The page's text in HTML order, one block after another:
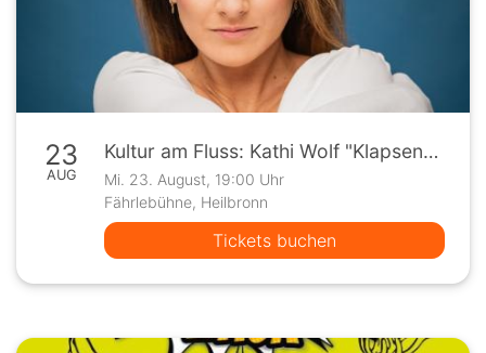
23
AUG
Kultur am Fluss: Kathi Wolf "Klapsenbeste"
Mi. 23. August, 19:00 Uhr
Fährlebühne, Heilbronn
Tickets buchen